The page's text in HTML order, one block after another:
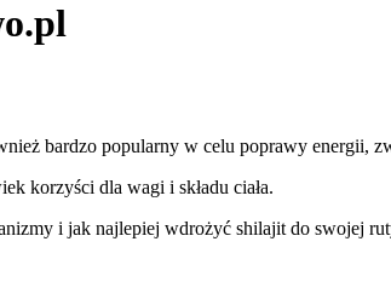
bardzo popularny w celu poprawy energii,
korzyści dla wagi i składu ciała.
i jak najlepiej wdrożyć shilajit do swojej